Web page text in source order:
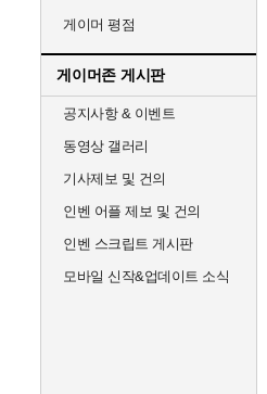
게이머 평점
게이머존 게시판
공지사항 & 이벤트
동영상 갤러리
기사제보 및 건의
인벤 어플 제보 및 건의
인벤 스크립트 게시판
모바일 신작&업데이트 소식